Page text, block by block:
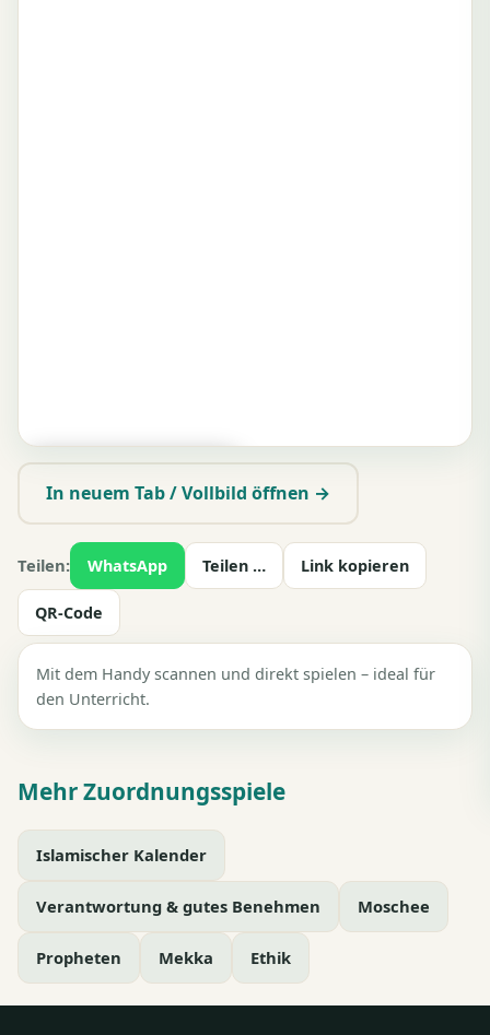
▶ Zum Spielen tippen
In neuem Tab / Vollbild öffnen →
Teilen: WhatsApp Teilen … Link kopieren
QR-Code
Mit dem Handy scannen und direkt spielen – ideal für
den Unterricht.
Mehr Zuordnungsspiele
Islamischer Kalender
Verantwortung & gutes Benehmen Moschee
Propheten Mekka Ethik